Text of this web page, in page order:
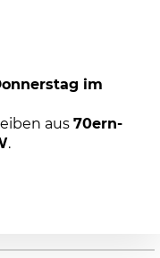
im
aus70ern-
.